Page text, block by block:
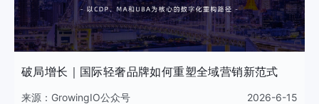
破局增长｜国际轻奢品牌如何重塑全域营销新范式
来源： GrowingIO公众号 2026-6-15